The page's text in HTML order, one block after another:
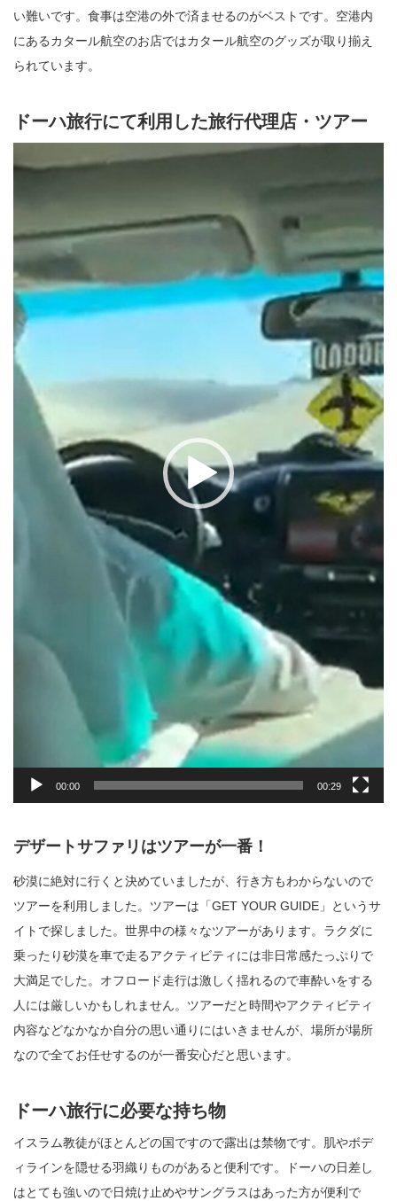
い難いです。食事は空港の外で済ませるのがベストです。空港内
にあるカタール航空のお店ではカタール航空のグッズが取り揃え
られています。
ドーハ旅行にて利用した旅行代理店・ツアー
プ
00:00 00:29
デザートサファリはツアーが一番！
砂漠に絶対に行くと決めていましたが、行き方もわからないので
ツアーを利用しました。ツアーは「GET YOUR GUIDE」というサ
イトで探しました。世界中の様々なツアーがあります。ラクダに
乗ったり砂漠を車で走るアクティビティには非日常感たっぷりで
大満足でした。オフロード走行は激しく揺れるので車酔いをする
人には厳しいかもしれません。ツアーだと時間やアクティビティ
内容などなかなか自分の思い通りにはいきませんが、場所が場所
なので全てお任せするのが一番安心だと思います。
ドーハ旅行に必要な持ち物
イスラム教徒がほとんどの国ですので露出は禁物です。肌やボデ
ィラインを隠せる羽織りものがあると便利です。ドーハの日差し
はとても強いので日焼け止めやサングラスはあった方が便利で